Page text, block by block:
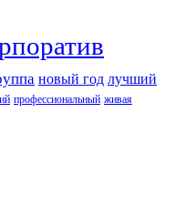
новый год лучший
профессиональный живая